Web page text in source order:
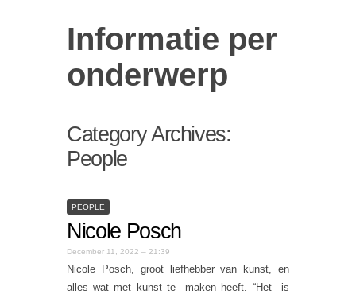
Informatie per
onderwerp
Category Archives:
People
PEOPLE
Nicole Posch
December 11, 2022 – 21:39
Nicole Posch, groot liefhebber van kunst, en
alles wat met kunst te maken heeft. “Het is